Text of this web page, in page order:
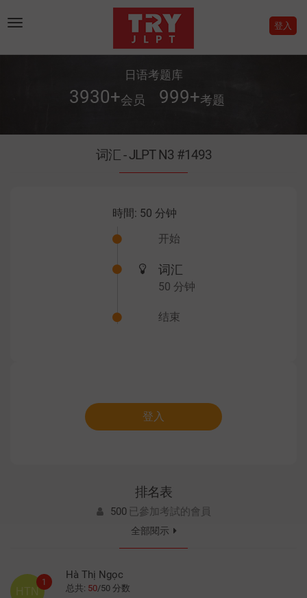
Toggle
登入
日语考题库
3930+会员 999+考题
词汇 - JLPT N3 #1493
時間: 50 分钟
开始
词汇
50 分钟
结束
登入
排名表
500 已參加考試的會員
全部閱示
HTN
1
Hà Thị Ngọc
总共: 50/50 分数